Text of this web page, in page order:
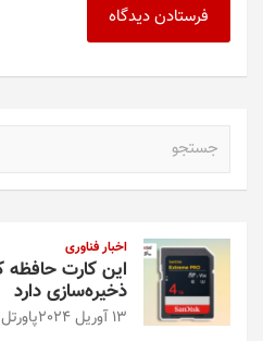
اخبار فناوری
ذخیره‌سازی دارد
13 آوریل 2024 پاورتل